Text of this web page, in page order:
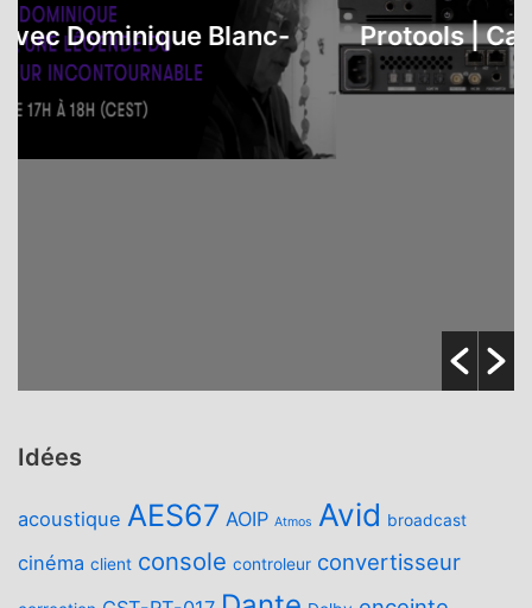
Dominique Blanc- Protools | Carbon
Idées
acoustique AES67 AOIP Atmos Avid broadcast
cinéma client console controleur convertisseur